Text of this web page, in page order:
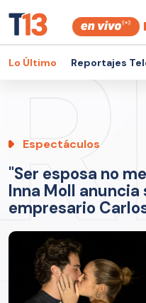
Lo Último Reportajes
Espectáculos
"Ser esposa no
Inna Moll
empresario